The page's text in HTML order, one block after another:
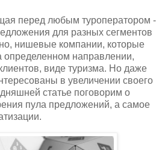
перед любым туроператором -
для разных сегментов
нишевые компании, которые
определенном направлении,
виде туризма. Но даже
в увеличении своего
статье поговорим о
пула предложений, а самое